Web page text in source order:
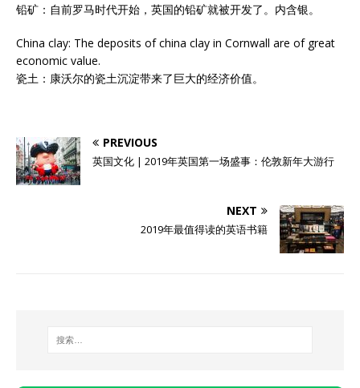
铅矿：自前罗马时代开始，英国的铅矿就被开发了。内含银。
China clay: The deposits of china clay in Cornwall are of great
economic value.
瓷土：康沃尔的瓷土沉淀带来了巨大的经济价值。
PREVIOUS
英国文化 | 2019年英国第一场盛事：伦敦新年大游行
NEXT
2019年最值得读的英语书籍